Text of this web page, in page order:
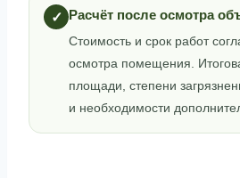
✓ Расчёт после осмотра
Стоимость и срок работ
осмотра помещения.
площади, степени
и необходимости